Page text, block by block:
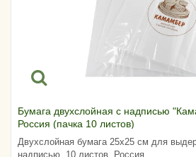
Бумага двухслойная с надписью
Россия (пачка 10 листов)
Двухслойная бумага 25х25 см для
надписью. 10 листов. Россия.